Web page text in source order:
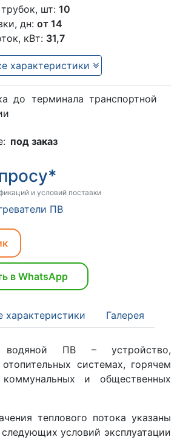
шт: 10
дн: от 14
кВт: 31,7
характеристики
до терминала транспортной
под заказ
и условий поставки
ПВ
в WhatsApp
характеристики Галерея
водяной ПВ – устройство,
системах, горячем
коммунальных и общественных
теплового потока указаны
условий эксплуатации